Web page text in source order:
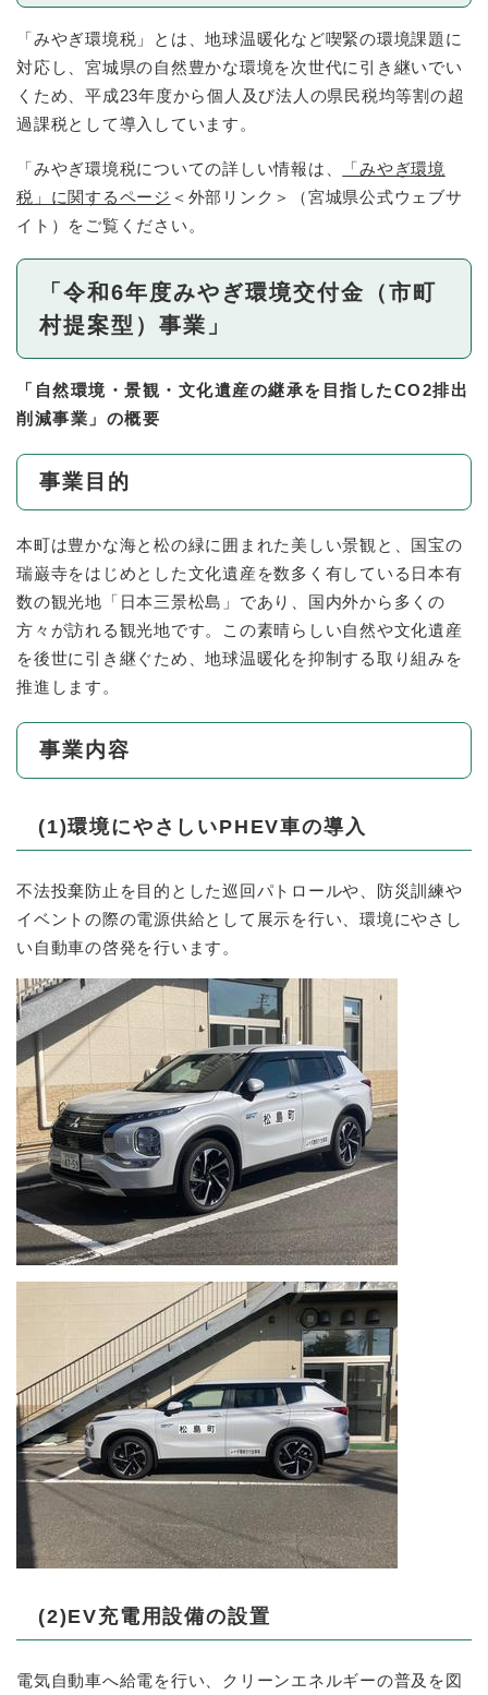
「みやぎ環境税」とは、地球温暖化など喫緊の環境課題に
対応し、宮城県の自然豊かな環境を次世代に引き継いでい
くため、平成23年度から個人及び法人の県民税均等割の超
過課税として導入しています。
「みやぎ環境税についての詳しい情報は、
「みやぎ環境
税」に関するページ ＜外部リンク＞
（宮城県公式ウェブサ
イト）をご覧ください。
「令和6年度みやぎ環境交付金（市町
村提案型）事業」
「自然環境・景観・文化遺産の継承を目指したCO2排出
削減事業」の概要
事業目的
本町は豊かな海と松の緑に囲まれた美しい景観と、国宝の
瑞巌寺をはじめとした文化遺産を数多く有している日本有
数の観光地「日本三景松島」であり、国内外から多くの
方々が訪れる観光地です。この素晴らしい自然や文化遺産
を後世に引き継ぐため、地球温暖化を抑制する取り組みを
推進します。
事業内容
(1)環境にやさしいPHEV車の導入
不法投棄防止を目的とした巡回パトロールや、防災訓練や
イベントの際の電源供給として展示を行い、環境にやさし
い自動車の啓発を行います。
(2)EV充電用設備の設置
電気自動車へ給電を行い、クリーンエネルギーの普及を図